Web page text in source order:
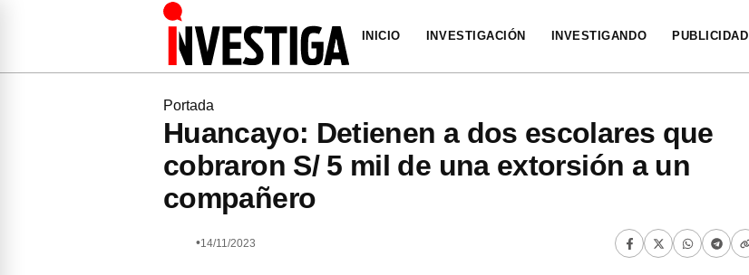
INICIO INVESTIGACIÓN INVESTIGANDO PUBLICIDAD
Portada
Huancayo: Detienen a dos escolares que
cobraron S/ 5 mil de una extorsión a un
compañero
•14/11/2023